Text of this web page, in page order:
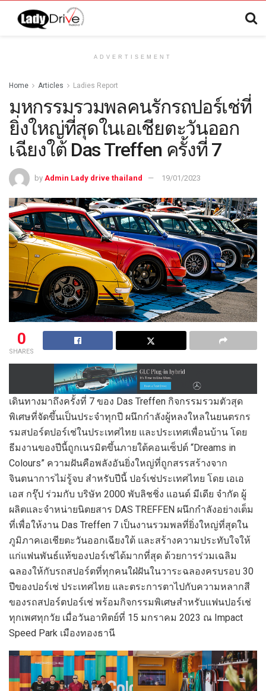
ADVERTISEMENT
Home Articles Ladies Report
มหกรรมรวมพลคนรักรถปอร์เช่ที่
ยิ่งใหญ่ที่สุดในเอเชียตะวันออก
เฉียงใต้ Das Treffen ครั้งที่ 7
by Admin Lady drive thailand 19/01/2023
0
SHARES
เดินทางมาถึงครั้งที่ 7 ของ Das Treffen กิจกรรมรวมตัวสุด
พิเศษที่จัดขึ้นเป็นประจำทุกปี ผนึกกำลังผู้หลงใหลในยนตรกร
รมสปอร์ตปอร์เช่ในประเทศไทย และประเทศเพื่อนบ้าน โดย
ธีมงานของปีนี้ถูกเนรมิตขึ้นภายใต้คอนเซ็ปต์ “Dreams in
Colours” ความฝันคือพลังอันยิ่งใหญ่ที่ถูกสรรสร้างจาก
จินตนาการไม่รู้จบ สำหรับปีนี้ ปอร์เช่ประเทศไทย โดย เอเอ
เอส กรุ๊ป ร่วมกับ บริษัท 2000 พับลิชชิ่ง แอนด์ มีเดีย จํากัด ผู้
ผลิตและจำหน่ายนิตยสาร DAS TREFFEN ผนึกกำลังอย่างเต็ม
ที่เพื่อให้งาน Das Treffen 7 เป็นงานรวมพลที่ยิ่งใหญ่ที่สุดใน
ภูมิภาคเอเชียตะวันออกเฉียงใต้ และสร้างความประทับใจให้
แก่แฟนพันธ์แท้ของปอร์เช่ได้มากที่สุด ด้วยการร่วมเฉลิม
ฉลองให้กับรถสปอร์ตที่ทุกคนใฝ่ฝันในวาระฉลองครบรอบ 30
ปีของปอร์เช่ ประเทศไทย และตระการตาไปกับความหลากสี
ของรถสปอร์ตปอร์เช่ พร้อมกิจกรรมพิเศษสำหรับแฟนปอร์เช่
ทุกเพศทุกวัย เมื่อวันอาทิตย์ที่ 15 มกราคม 2023 ณ Impact
Speed Park เมืองทองธานี